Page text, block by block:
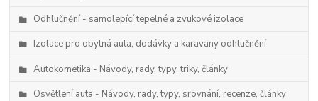
Odhlučnění - samolepící tepelné a zvukové izolace
Izolace pro obytná auta, dodávky a karavany odhlučnění
Autokometika - Návody, rady, typy, triky, články
Osvětlení auta - Návody, rady, typy, srovnání, recenze, články